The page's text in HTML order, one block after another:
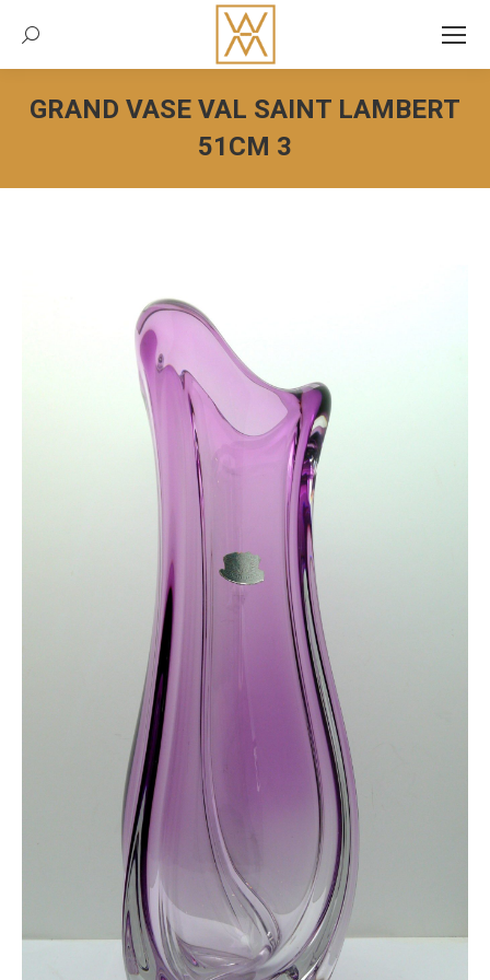
Recherche:
GRAND VASE VAL SAINT LAMBERT
51CM 3
Vous êtes ici :